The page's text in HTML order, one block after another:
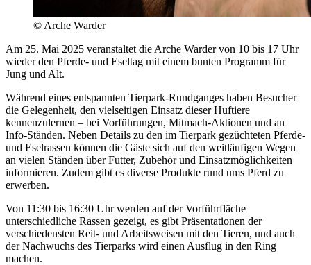
© Arche Warder
Am 25. Mai 2025 veranstaltet die Arche Warder von 10 bis 17 Uhr
wieder den Pferde- und Eseltag mit einem bunten Programm für
Jung und Alt.
Während eines entspannten Tierpark-Rundganges haben Besucher
die Gelegenheit, den vielseitigen Einsatz dieser Huftiere
kennenzulernen – bei Vorführungen, Mitmach-Aktionen und an
Info-Ständen. Neben Details zu den im Tierpark gezüchteten Pferde-
und Eselrassen können die Gäste sich auf den weitläufigen Wegen
an vielen Ständen über Futter, Zubehör und Einsatzmöglichkeiten
informieren. Zudem gibt es diverse Produkte rund ums Pferd zu
erwerben.
Von 11:30 bis 16:30 Uhr werden auf der Vorführfläche
unterschiedliche Rassen gezeigt, es gibt Präsentationen der
verschiedensten Reit- und Arbeitsweisen mit den Tieren, und auch
der Nachwuchs des Tierparks wird einen Ausflug in den Ring
machen.